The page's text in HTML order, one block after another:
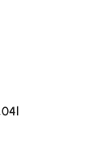
5 Sternen